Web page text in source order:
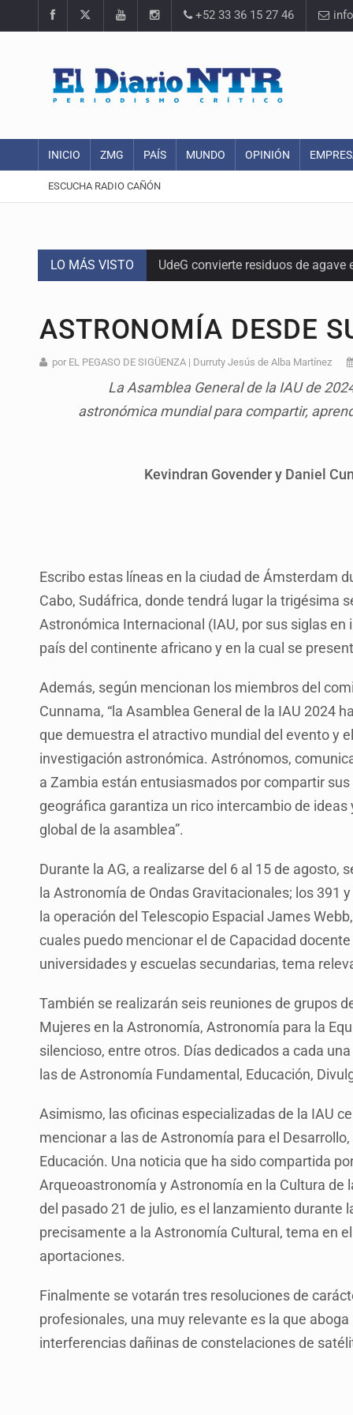
+52 33 36 15 27 46
INICIO ZMG PAÍS MUNDO OPINIÓN
ESCUCHA RADIO CAÑÓN
LO MÁS VISTO UdeG convierte residuos de agave
Se recuperan ya de ciclosporiasis
SCJN ordena al Congreso de
Fiscalía exhuma 126 cuerpos de
Al archivo la mitad de quejas
Vecinos acusan retiro de árboles;
ASTRONOMÍA DESDE
por EL PEGASO DE SIGÜENZA | Durruty Jesús de Alba Martínez
La Asamblea General de la IAU de
astronómica mundial para compartir,
Kevindran Govender y Daniel
Escribo estas líneas en la ciudad de Ámsterdam
Cabo, Sudáfrica, donde tendrá lugar la trigésima
Astronómica Internacional (IAU, por sus siglas
país del continente africano y en la cual se
Además, según mencionan los miembros del
Cunnama, “la Asamblea General de la IAU 2024
que demuestra el atractivo mundial del evento y
investigación astronómica. Astrónomos,
a Zambia están entusiasmados por compartir
geográfica garantiza un rico intercambio de
global de la asamblea”.
Durante la AG, a realizarse del 6 al 15 de agosto,
la Astronomía de Ondas Gravitacionales; los
la operación del Telescopio Espacial James
cuales puedo mencionar el de Capacidad
universidades y escuelas secundarias, tema
También se realizarán seis reuniones de grupos
Mujeres en la Astronomía, Astronomía para la
silencioso, entre otros. Días dedicados a cada
las de Astronomía Fundamental, Educación,
Asimismo, las oficinas especializadas de la IAU
mencionar a las de Astronomía para el
Educación. Una noticia que ha sido compartida
Arqueoastronomía y Astronomía en la Cultura de
del pasado 21 de julio, es el lanzamiento durante
precisamente a la Astronomía Cultural, tema en
aportaciones.
Finalmente se votarán tres resoluciones de
profesionales, una muy relevante es la que
interferencias dañinas de constelaciones de